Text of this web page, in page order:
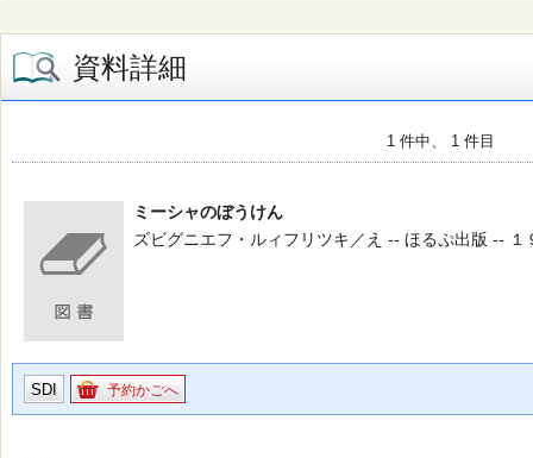
資料詳細
1 件中、 1 件目
ミーシャのぼうけん
ズビグニエフ・ルィフリツキ／え -- ほるぷ出版 -- １
SDI 予約かごへ